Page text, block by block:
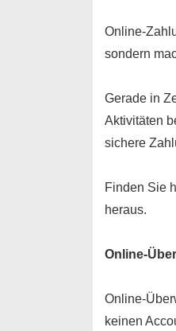
Online-
sondern
Gerade in
Aktivitäten
sichere
Finden Sie
heraus.
Online-
Online-
keinen